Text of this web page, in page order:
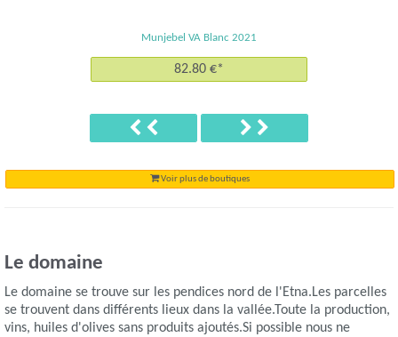
Munjebel VA Blanc 2021
82.80 €*
Précédent Suivant
Voir plus de boutiques
Le domaine
Le domaine se trouve sur les pendices nord de l'Etna.Les parcelles
se trouvent dans différents lieux dans la vallée.Toute la production,
vins, huiles d'olives sans produits ajoutés.Si possible nous ne